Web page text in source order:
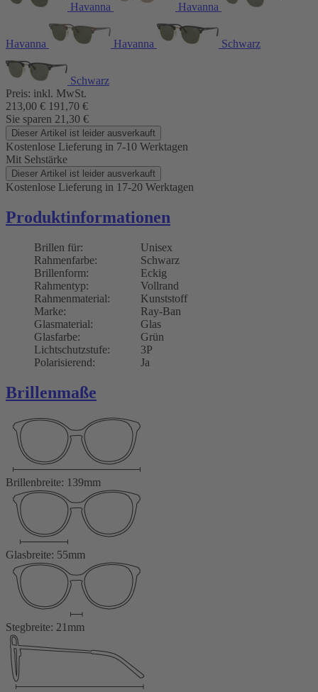
Havanna Havanna
Havanna Havanna Schwarz
Schwarz
Preis: inkl. MwSt.
213,00 € 191,70 €
Sie sparen 21,30 €
Dieser Artikel ist leider ausverkauft
Kostenlose Lieferung in 7-10 Werktagen
Mit Sehstärke
Dieser Artikel ist leider ausverkauft
Kostenlose Lieferung in 17-20 Werktagen
Produktinformationen
Brillen für:
Unisex
Rahmenfarbe:
Schwarz
Brillenform:
Eckig
Rahmentyp:
Vollrand
Rahmenmaterial:
Kunststoff
Marke:
Ray-Ban
Glasmaterial:
Glas
Glasfarbe:
Grün
Lichtschutzstufe:
3P
Polarisierend:
Ja
Brillenmaße
Brillenbreite: 139mm
Glasbreite: 55mm
Stegbreite: 21mm